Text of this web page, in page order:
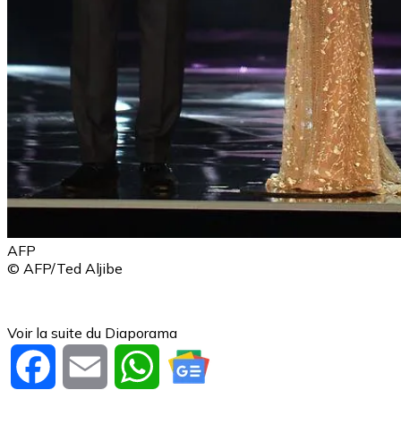
AFP
© AFP/Ted Aljibe
Voir la suite du Diaporama
Facebook Email WhatsApp